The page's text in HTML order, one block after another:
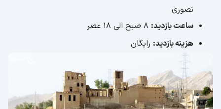
نصوری
ساعت بازدید:
هزینه بازدید: رایگان